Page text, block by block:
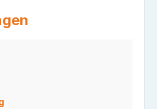
von 5 von 5 Sternen